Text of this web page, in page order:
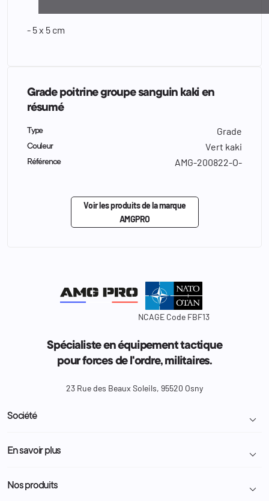
- 5 x 5 cm
Grade poitrine groupe sanguin kaki en
résumé
Type Grade
Couleur Vert kaki
Référence AMG-200822-O-
Voir les produits de la marque
AMGPRO
NCAGE Code FBF13
Spécialiste en équipement tactique
pour forces de l'ordre, militaires.
23 Rue des Beaux Soleils, 95520 Osny
Société 
Livraison et retour colis
Demande de devis
En savoir plus 
Programme Fidélité
Nos produits 